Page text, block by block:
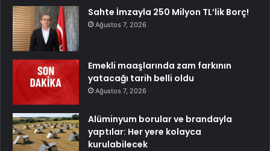
Sahte İmzayla 250 Milyon TL’lik Borç!
Ağustos 7, 2026
Emekli maaşlarında zam farkının
yatacağı tarih belli oldu
Ağustos 7, 2026
Alüminyum borular ve brandayla
yaptılar: Her yere kolayca
kurulabilecek